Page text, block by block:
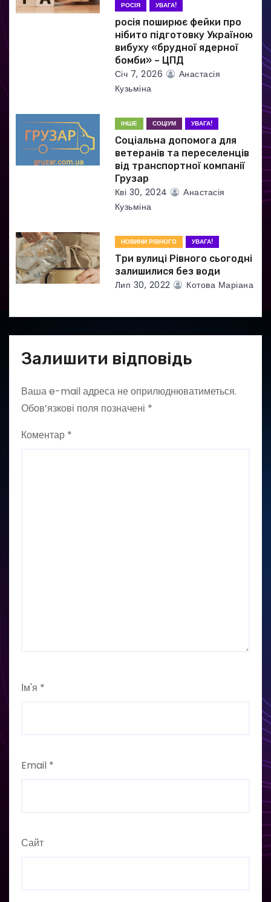
с
РОСІЯ
УВАГА!
росія поширює фейки про
нібито підготовку Україною
вибуху «брудної ядерної
бомби» – ЦПД
Січ 7, 2026
Анастасія
Кузьміна
ІНШЕ СОЦІУМ УВАГА!
Соціальна допомога для
ветеранів та переселенців
від транспортної компанії
Грузар
Кві 30, 2024
Анастасія
Кузьміна
НОВИНИ РІВНОГО УВАГА!
Три вулиці Рівного сьогодні
залишилися без води
Лип 30, 2022 Котова Маріана
Залишити відповідь
Ваша e-mail адреса не оприлюднюватиметься.
Обов’язкові поля позначені *
Коментар *
Ім'я *
Email *
Сайт